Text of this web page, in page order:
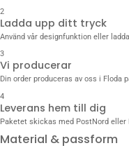
2
Ladda upp ditt tryck
Använd vår designfunktion eller
3
Vi producerar
Din order produceras av oss i Floda
4
Leverans hem till dig
Paketet skickas med PostNord eller
Material & passform